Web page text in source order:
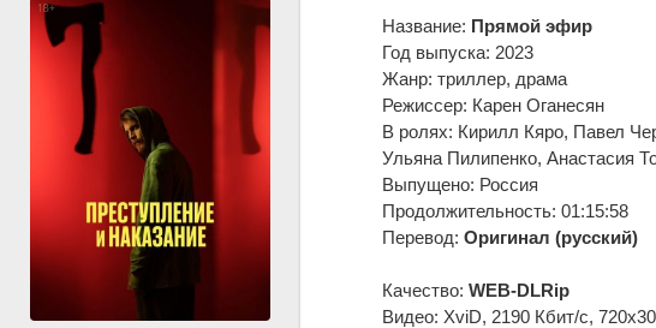
Название: Прямой эфир
Год выпуска: 2023
Жанр: триллер, драма
Режиссер: Карен Оганесян
В ролях: Кирилл Кяро, Павел
Ульяна Пилипенко, Анастасия
Выпущено: Россия
Продолжительность: 01:15:58
Перевод: Оригинал (русский)
Качество: WEB-DLRip
Видео: XviD, 2190 Кбит/с,